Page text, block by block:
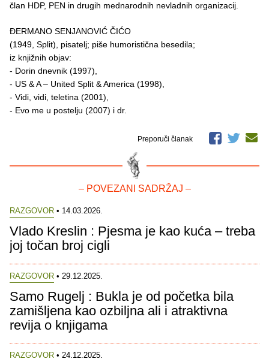
član HDP, PEN in drugih mednarodnih nevladnih organizacij.
ÐERMANO SENJANOVIĆ ČIĆO
(1949, Split), pisatelj; piše humoristična besedila;
iz knjižnih objav:
- Dorin dnevnik (1997),
- US & A – United Split & America (1998),
- Vidi, vidi, teletina (2001),
- Evo me u postelju (2007) i dr.
Preporuči članak
– POVEZANI SADRŽAJ –
RAZGOVOR • 14.03.2026.
Vlado Kreslin : Pjesma je kao kuća – treba
joj točan broj cigli
RAZGOVOR • 29.12.2025.
Samo Rugelj : Bukla je od početka bila
zamišljena kao ozbiljna ali i atraktivna
revija o knjigama
RAZGOVOR • 24.12.2025.